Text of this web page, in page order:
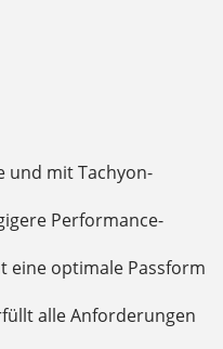
und mit Tachyon-
Performance-
eine optimale Passform
alle Anforderungen